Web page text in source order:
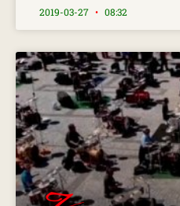
2019-03-27 08:32